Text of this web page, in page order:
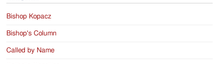
Bishop Kopacz
Bishop's Column
Called by Name